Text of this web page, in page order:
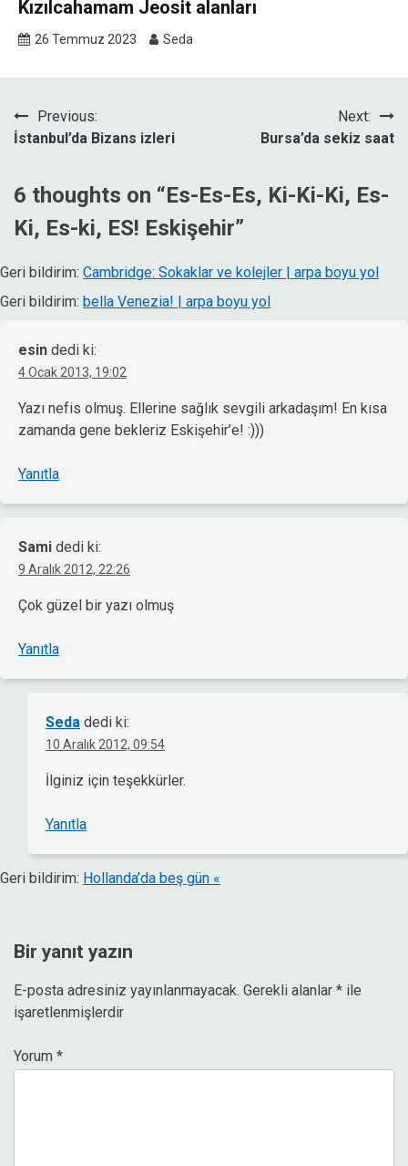
Kızılcahamam Jeosit alanları
26 Temmuz 2023 Seda
YazıPrevious:
İstanbul’da Bizans izleri
Next:
Bursa’da sekiz saat
6 thoughts on “Es-Es-Es, Ki-Ki-Ki, Es-
Ki, Es-ki, ES! Eskişehir”
Geri bildirim: Cambridge: Sokaklar ve kolejler | arpa boyu yol
Geri bildirim: bella Venezia! | arpa boyu yol
esin dedi ki:
4 Ocak 2013, 19:02
Yazı nefis olmuş. Ellerine sağlık sevgili arkadaşım! En kısa
zamanda gene bekleriz Eskişehir’e! :)))
Yanıtla
Sami dedi ki:
9 Aralık 2012, 22:26
Çok güzel bir yazı olmuş
Yanıtla
Seda dedi ki:
10 Aralık 2012, 09:54
İlginiz için teşekkürler.
Yanıtla
Geri bildirim: Hollanda’da beş gün «
Bir yanıt yazın
E-posta adresiniz yayınlanmayacak. Gerekli alanlar * ile
işaretlenmişlerdir
Yorum *